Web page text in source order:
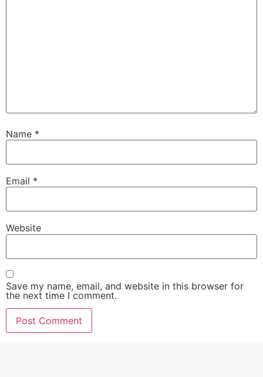
Name *
Email *
Website
Save my name, email, and website in this browser for
the next time I comment.